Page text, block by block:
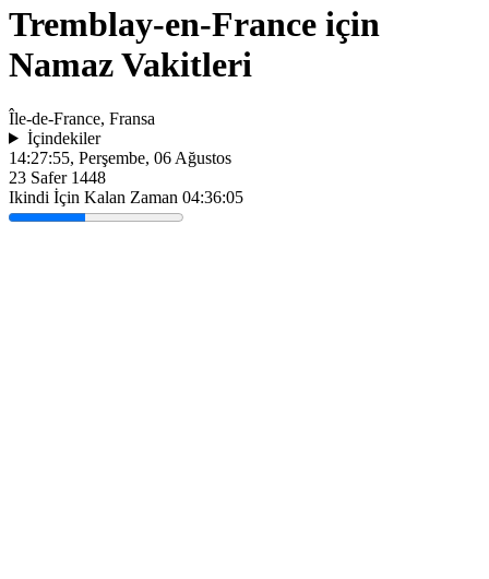
Tremblay-en-France için
Namaz Vakitleri
Île-de-France, Fransa
İçindekiler
14:27:55, Perşembe, 06 Ağustos
23 Safer 1448
Ikindi İçin Kalan Zaman 04:36:05